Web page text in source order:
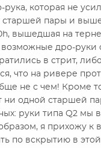
рука, которая не
старшей пары и
вышедшая на
дро-руки
в стрит,
что на ривере
не с чем! Кроме
ни одной старшей
руки типа Q2 мы
я прихожу к
по вскрытию в